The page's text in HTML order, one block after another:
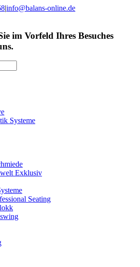
|info@balans-online.de
im Vorfeld Ihres Besuches
Systeme
Exklusiv
Seating